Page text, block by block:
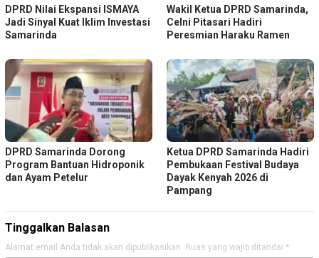
DPRD Nilai Ekspansi ISMAYA
Jadi Sinyal Kuat Iklim Investasi
Samarinda
Wakil Ketua DPRD Samarinda,
Celni Pitasari Hadiri
Peresmian Haraku Ramen
DPRD Samarinda Dorong
Program Bantuan Hidroponik
dan Ayam Petelur
Ketua DPRD Samarinda Hadiri
Pembukaan Festival Budaya
Dayak Kenyah 2026 di
Pampang
Tinggalkan Balasan
Alamat email Anda tidak akan dipublikasikan. Ruas yang wajib ditandai *